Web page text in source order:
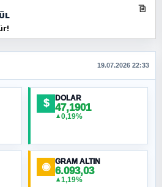
NATO Toplantısı mı, Yeni
Provası mı?
19.07.2026 22:33
$ DOLAR
47,1901
▲0,19%
◉ GRAM ALTIN
6.093,03
▲1,19%